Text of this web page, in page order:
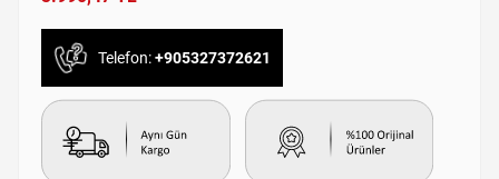
Telefon:+905327372621